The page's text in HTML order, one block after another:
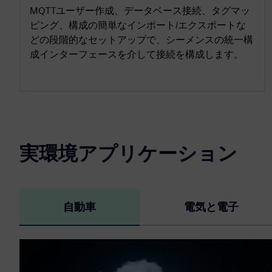
MQTTユーザー作成、データベース接続、タグマッ
ピング、構成の簡単なインポート/エクスポートな
どの段階的なセットアップで、シーメンスの統一構
成インターフェースを介して接続を構成します。
実環境アプリケーション
自動車 電気と電子